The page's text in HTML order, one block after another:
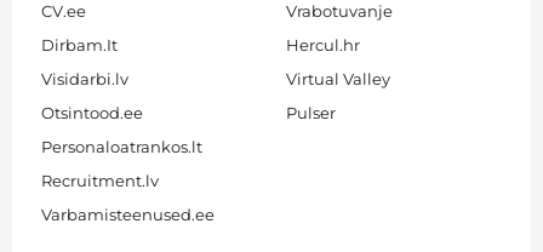
CV.ee
Dirbam.It
Visidarbi.lv
Otsintood.ee
Personaloatrankos.lt
Recruitment.lv
Varbamisteenused.ee
Vrabotuvanje
Hercul.hr
Virtual Valley
Pulser